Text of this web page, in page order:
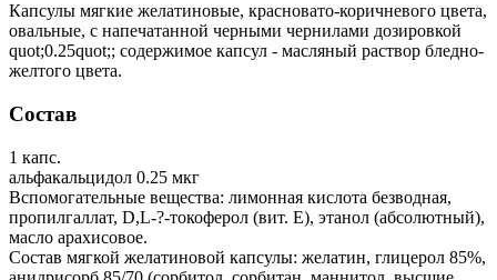
Капсулы мягкие желатиновые, красновато-коричневого цвета,
овальные, с напечатанной черными чернилами дозировкой
quot;0.25quot;; содержимое капсул - масляный раствор бледно-
желтого цвета.
Состав
1 капс.
альфакальцидол 0.25 мкг
Вспомогательные вещества: лимонная кислота безводная,
пропилгаллат, D,L-?-токоферол (вит. E), этанол (абсолютный),
масло арахисовое.
Состав мягкой желатиновой капсулы: желатин, глицерол 85%,